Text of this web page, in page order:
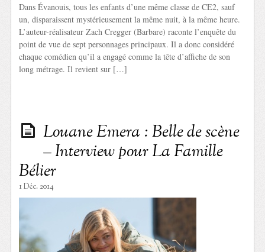
Dans Évanouis, tous les enfants d’une même classe de CE2, sauf
un, disparaissent mystérieusement la même nuit, à la même heure.
L’auteur-réalisateur Zach Cregger (Barbare) raconte l’enquête du
point de vue de sept personnages principaux. Il a donc considéré
chaque comédien qu’il a engagé comme la tête d’affiche de son
long métrage. Il revient sur […]
Louane Emera : Belle de scène
– Interview pour La Famille
Bélier
1 Déc. 2014